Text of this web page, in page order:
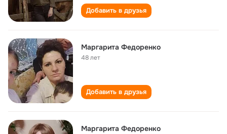
Добавить в друзья
Маргарита Федоренко
48 лет
Добавить в друзья
Маргарита Федоренко